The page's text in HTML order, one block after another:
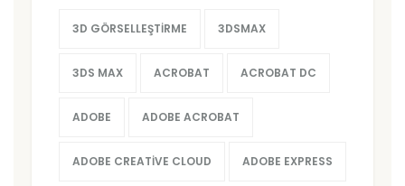
3D GÖRSELLEŞTIRME 3DSMAX
3DS MAX ACROBAT ACROBAT DC
ADOBE ADOBE ACROBAT
ADOBE CREATIVE CLOUD ADOBE EXPRESS